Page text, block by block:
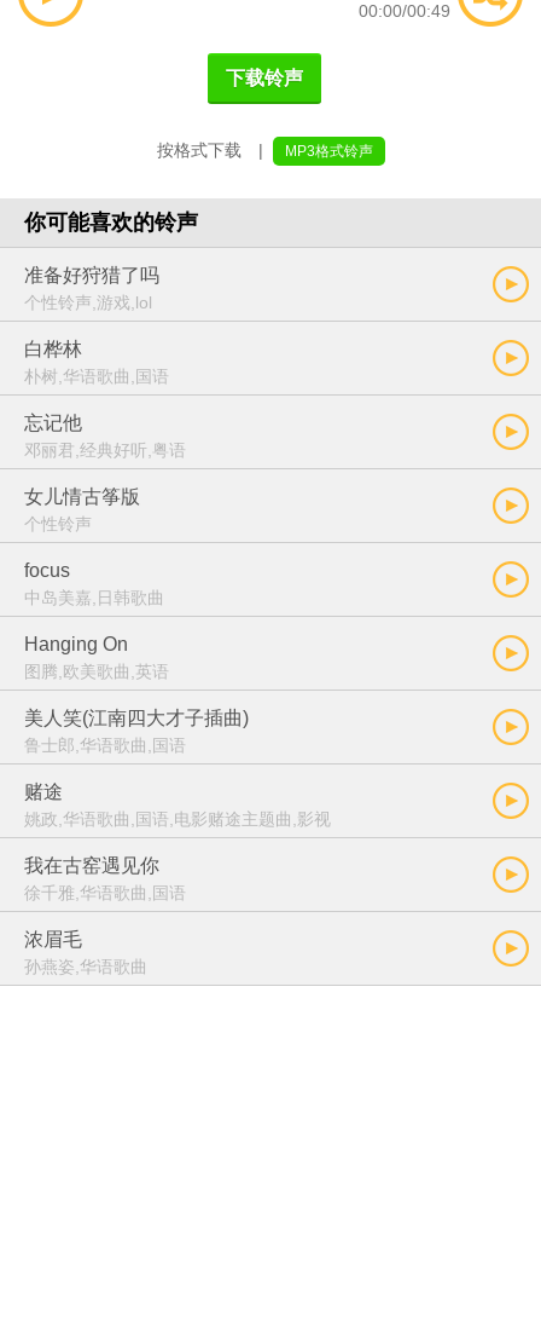
00:00/00:49
下载铃声
按格式下载 | MP3格式铃声
你可能喜欢的铃声
准备好狩猎了吗
个性铃声,游戏,lol
白桦林
朴树,华语歌曲,国语
忘记他
邓丽君,经典好听,粤语
女儿情古筝版
个性铃声
focus
中岛美嘉,日韩歌曲
Hanging On
图腾,欧美歌曲,英语
美人笑(江南四大才子插曲)
鲁士郎,华语歌曲,国语
赌途
姚政,华语歌曲,国语,电影赌途主题曲,影视
我在古窑遇见你
徐千雅,华语歌曲,国语
浓眉毛
孙燕姿,华语歌曲